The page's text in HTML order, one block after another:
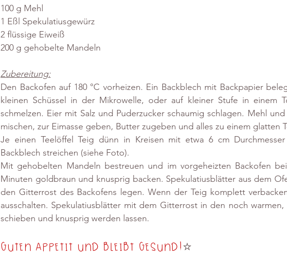
100 g Mehl
1 Eßl Spekulatiusgewürz
2 flüssige Eiweiß
200 g gehobelte Mandeln
Zubereitung:
Den Backofen auf 180 °C vorheizen. Ein Backblech mit Backpapier
kleinen Schüssel in der Mikrowelle, oder auf kleiner Stufe in einem
schmelzen. Eier mit Salz und Puderzucker schaumig schlagen. Mehl
mischen, zur Eimasse geben, Butter zugeben und alles zu einem glatten
Je einen Teelöffel Teig dünn in Kreisen mit etwa 6 cm
Backblech streichen (siehe Foto).
Mit gehobelten Mandeln bestreuen und im vorgeheizten Backofen
Minuten goldbraun und knusprig backen. Spekulatiusblätter aus dem
den Gitterrost des Backofens legen. Wenn der Teig komplett
ausschalten. Spekulatiusblätter mit dem Gitterrost in den noch
schieben und knusprig werden lassen.
Guten Appetit und bleibt gesund! ⭐